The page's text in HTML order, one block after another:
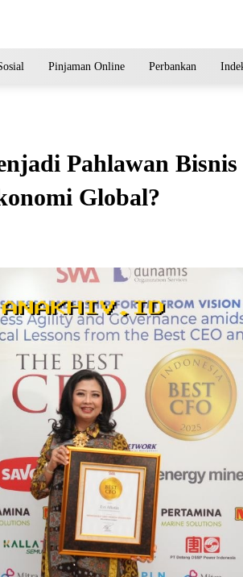
Pinjaman Online Perbankan
Pahlawan
Global?